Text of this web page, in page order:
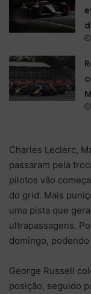
Charles Leclerc,
passaram pela
pilotos vão
do grid. Mais
uma pista que
ultrapassagens.
domingo,
George Russell
posição, seguido